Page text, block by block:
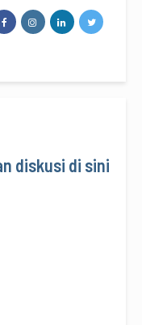
diskusi di sini